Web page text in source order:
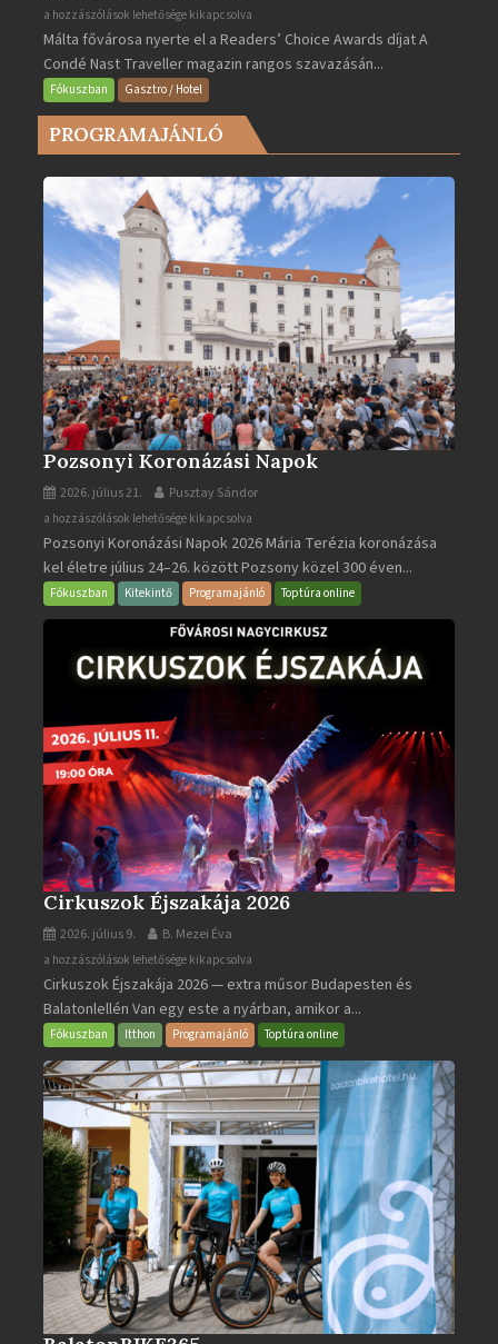
Valletta
lett
Európa
legjobb
2025-
bejegyzéshez
a hozzászólások lehetősége kikapcsolva
Málta fővárosa nyerte el a Readers’ Choice Awards díjat A
Condé Nast Traveller magazin rangos szavazásán...
Fókuszban Gasztro / Hotel
PROGRAMAJÁNLÓ
Pozsonyi Koronázási Napok
2026. július 21. Pusztay Sándor
Pozsonyi
Koronázási
Napok
bejegyzéshez
a hozzászólások lehetősége kikapcsolva
Pozsonyi Koronázási Napok 2026 Mária Terézia koronázása
kel életre július 24–26. között Pozsony közel 300 éven...
Fókuszban Kitekintő Programajánló Toptúra online
Cirkuszok Éjszakája 2026
2026. július 9. B. Mezei Éva
Cirkuszok
Éjszakája
2026
bejegyzéshez
a hozzászólások lehetősége kikapcsolva
Cirkuszok Éjszakája 2026 — extra műsor Budapesten és
Balatonlellén Van egy este a nyárban, amikor a...
Fókuszban Itthon Programajánló Toptúra online